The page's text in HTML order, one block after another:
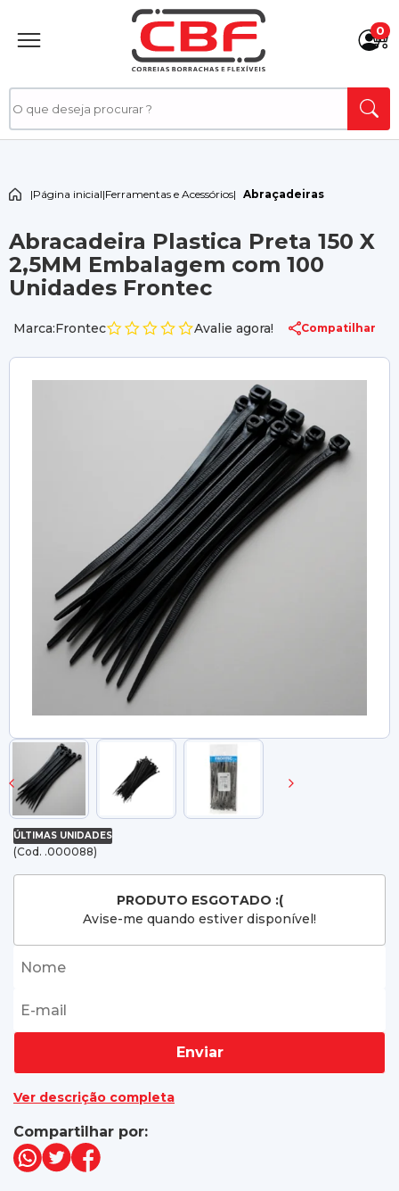
0
|Página inicial|Ferramentas e Acessórios| Abraçadeiras
Abracadeira Plastica Preta 150 X
2,5MM Embalagem com 100
Unidades Frontec
Marca:Frontec Avalie agora! Compatilhar
ÚLTIMAS UNIDADES
(Cod. .000088)
PRODUTO ESGOTADO :(
Avise-me quando estiver disponível!
Enviar
Ver descrição completa
Compartilhar por: